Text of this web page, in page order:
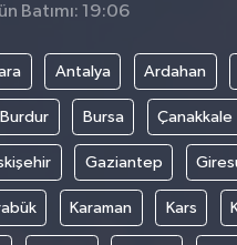
Batımı: 19:06
Antalya Ardahan
Burdur Bursa Çanakkale
Gaziantep
Karaman Kars